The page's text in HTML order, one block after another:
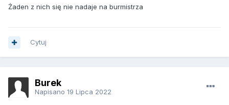
Żaden z nich się nie nadaje na burmistrza
Cytuj
Burek
Napisano 19 Lipca 2022